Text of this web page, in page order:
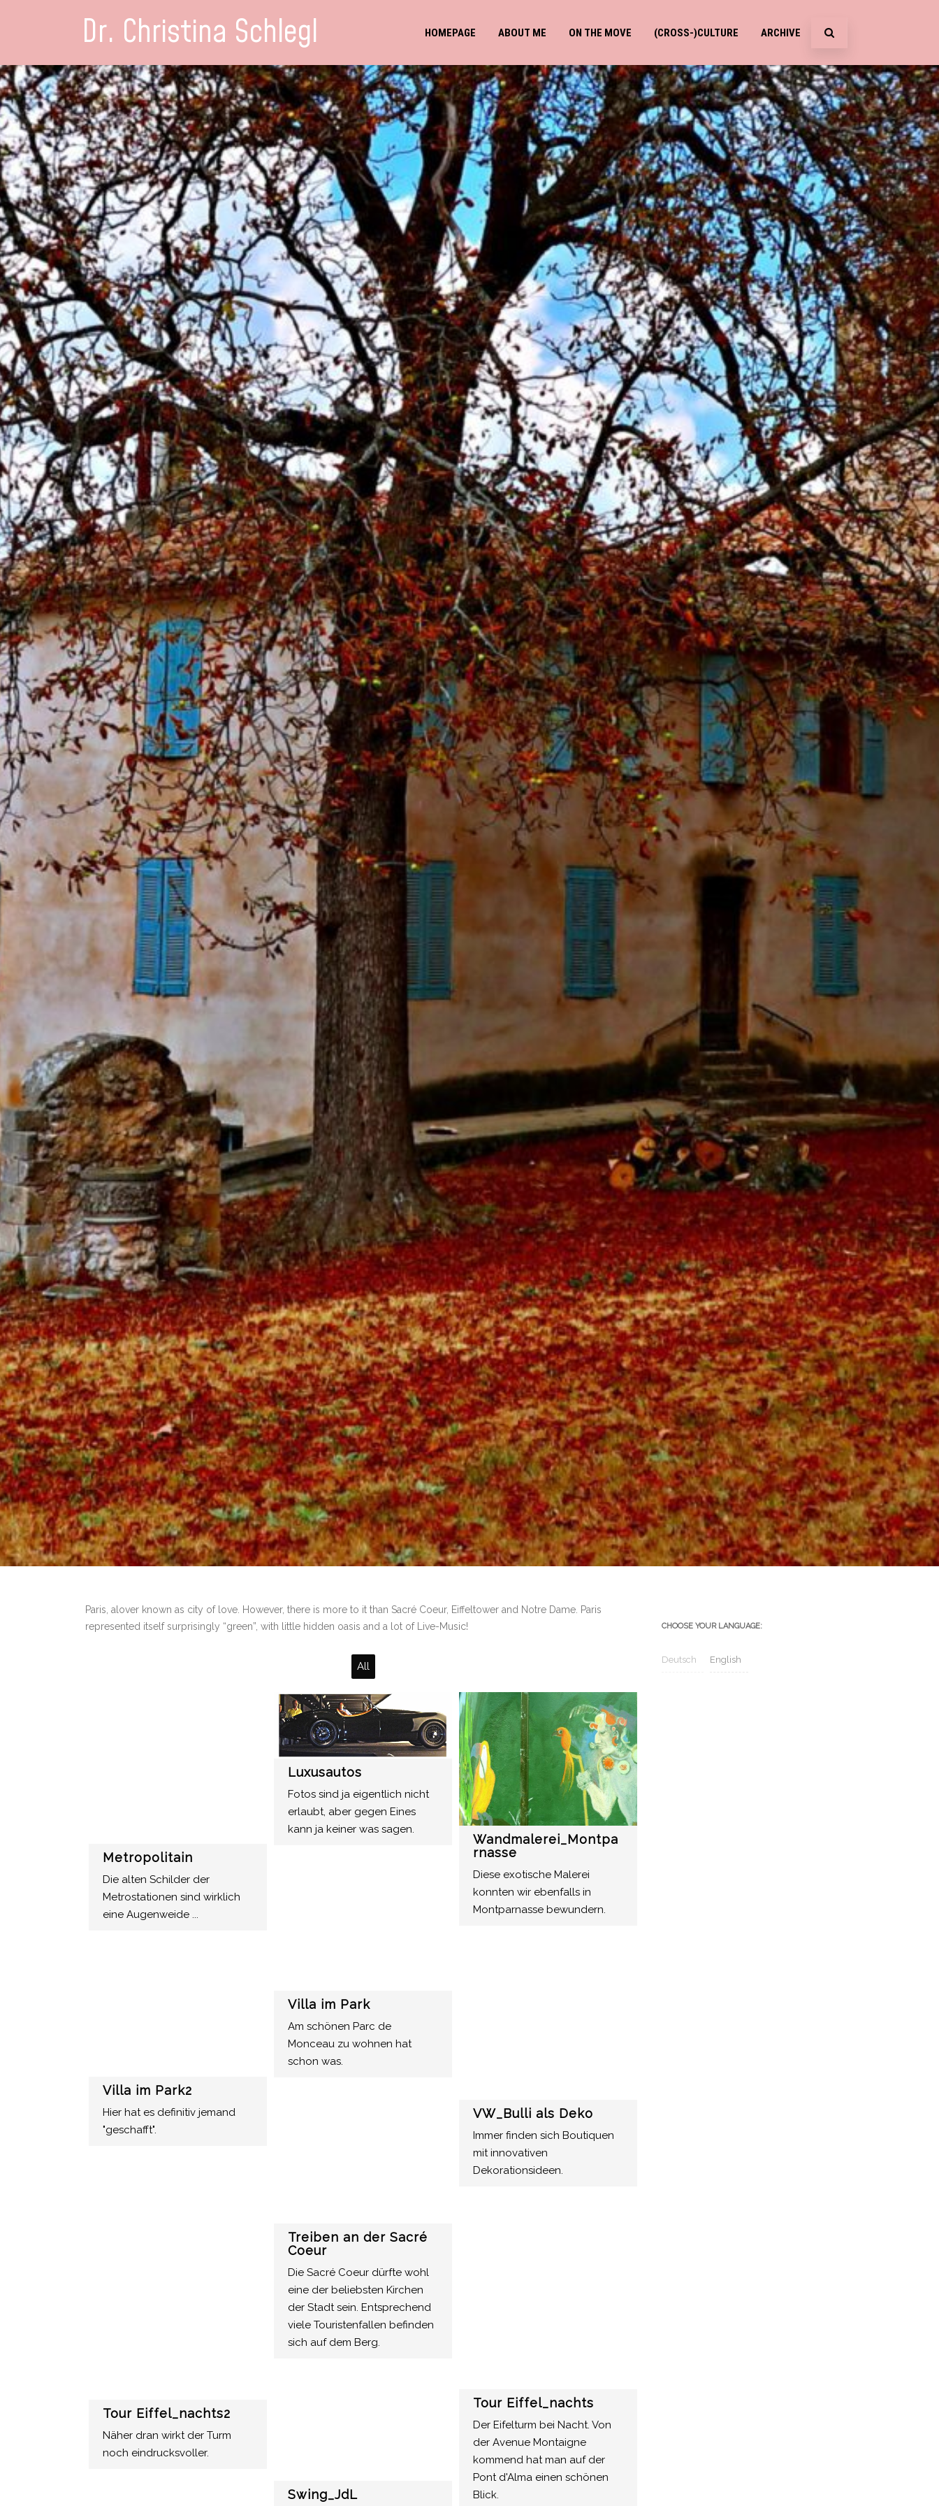
Dr. Christina Schlegl HOMEPAGE ABOUT ME ON THE MOVE (CROSS-)CULTURE ARCHIVE
Paris, alover known as city of love. However, there is more to it than Sacré Coeur, Eiffeltower and Notre Dame. Paris
represented itself surprisingly “green”, with little hidden oasis and a lot of Live-Music!
All
Metropolitain
Die alten Schilder der
Metrostationen sind wirklich
eine Augenweide ...
Villa im Park2
Hier hat es definitiv jemand
"geschafft".
Tour Eiffel_nachts2
Näher dran wirkt der Turm
noch eindrucksvoller.
Luxusautos
Fotos sind ja eigentlich nicht
erlaubt, aber gegen Eines
kann ja keiner was sagen.
Villa im Park
Am schönen Parc de
Monceau zu wohnen hat
schon was.
Treiben an der Sacré
Coeur
Die Sacré Coeur dürfte wohl
eine der beliebsten Kirchen
der Stadt sein. Entsprechend
viele Touristenfallen befinden
sich auf dem Berg.
Swing_JdL
Wandmalerei_Montpa
rnasse
Diese exotische Malerei
konnten wir ebenfalls in
Montparnasse bewundern.
VW_Bulli als Deko
Immer finden sich Boutiquen
mit innovativen
Dekorationsideen.
Tour Eiffel_nachts
Der Eifelturm bei Nacht. Von
der Avenue Montaigne
kommend hat man auf der
Pont d'Alma einen schönen
Blick.
CHOOSE YOUR LANGUAGE:
Deutsch English